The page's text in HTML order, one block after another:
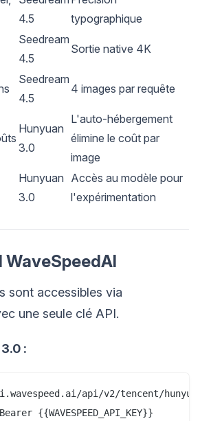
4.5
typographique
Seedream
4.5
Sortie native 4K
Seedream
4.5
4 images par requête
Hunyuan
3.0
L'auto-hébergement
élimine le coût par
image
Hunyuan
3.0
Accès au modèle pour
l'expérimentation
WaveSpeedAI
sont accessibles via
une seule clé API.
:
api/v2/tencent/
{{WAVESPEED_API_KEY}}